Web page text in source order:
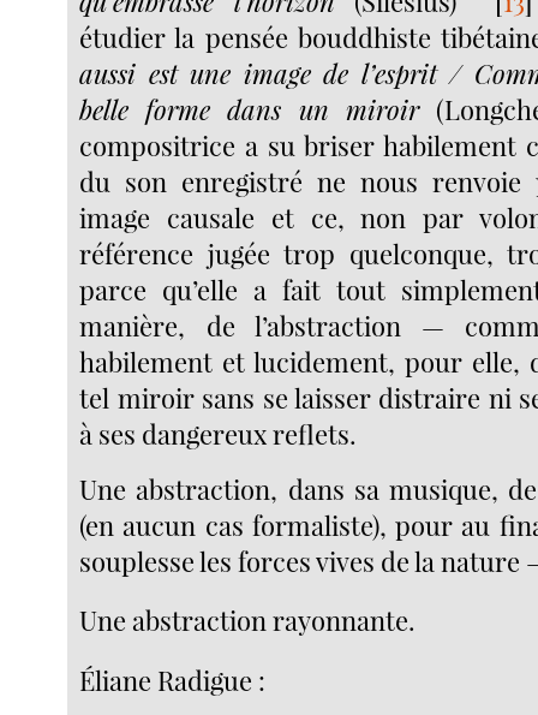
étudier la pensée bouddhiste
aussi est une image de l’esprit /
belle forme dans un miroir
compositrice a su briser habilement
du son enregistré ne nous renvoie
image causale et ce, non par
référence jugée trop quelconque,
parce qu’elle a fait tout
manière, de l’abstraction —
habilement et lucidement, pour elle,
tel miroir sans se laisser distraire ni
à ses dangereux reflets.
Une abstraction, dans sa musique,
(en aucun cas formaliste), pour au
souplesse les forces vives de la nature
Une abstraction rayonnante.
Éliane Radigue :